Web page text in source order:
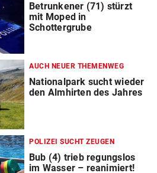
Betrunkener (71) stürzt
mit Moped in
Schottergrube
AUCH NEUER THEMENWEG
Nationalpark sucht wieder
den Almhirten des Jahres
POLIZEI SUCHT ZEUGEN
Bub (4) trieb regungslos
im Wasser – reanimiert!